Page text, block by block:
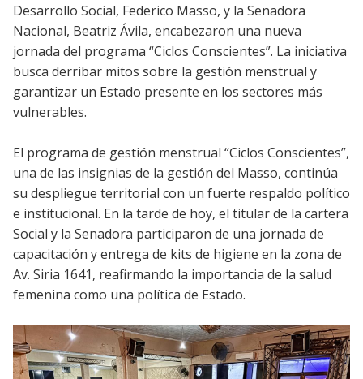
Desarrollo Social, Federico Masso, y la Senadora
Nacional, Beatriz Ávila, encabezaron una nueva
jornada del programa “Ciclos Conscientes”. La iniciativa
busca derribar mitos sobre la gestión menstrual y
garantizar un Estado presente en los sectores más
vulnerables.
El programa de gestión menstrual “Ciclos Conscientes”,
una de las insignias de la gestión del Masso, continúa
su despliegue territorial con un fuerte respaldo político
e institucional. En la tarde de hoy, el titular de la cartera
Social y la Senadora participaron de una jornada de
capacitación y entrega de kits de higiene en la zona de
Av. Siria 1641, reafirmando la importancia de la salud
femenina como una política de Estado.